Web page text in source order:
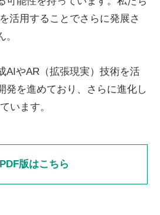
活用することでさらに発展さ
やAR（拡張現実）技術を活
発を進めており、さらに進化し
います。
PDF版はこちら